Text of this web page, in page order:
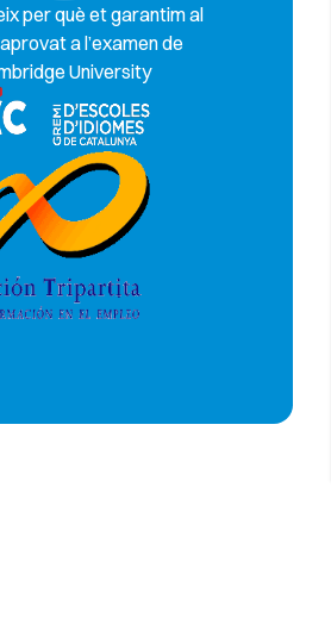
per què et garantim al
a l’examen de
University